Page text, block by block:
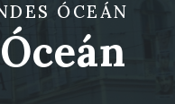
ÓCEÁN